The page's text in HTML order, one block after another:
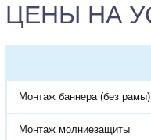
ЦЕНЫ НА
Монтаж баннера (без рамы)
Монтаж молниезащиты